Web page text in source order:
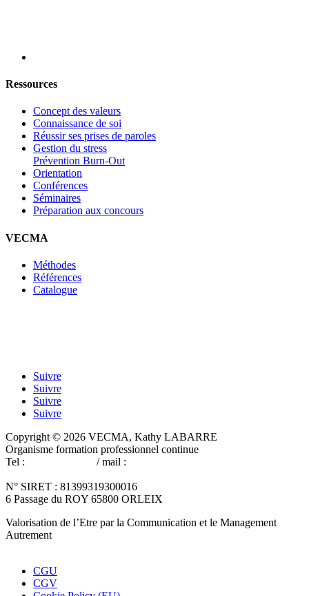
Ressources
Concept des valeurs
Connaissance de soi
Réussir ses prises de paroles
Gestion du stress
Prévention Burn-Out
Orientation
Conférences
Séminaires
Préparation aux concours
VECMA
Méthodes
Références
Catalogue
Suivre
Suivre
Suivre
Suivre
Copyright © 2026 VECMA, Kathy LABARRE
Organisme formation professionnel continue
Tel :
/ mail :
N° SIRET : 81399319300016
6 Passage du ROY 65800 ORLEIX
Valorisation de l’Etre par la Communication et le Management
Autrement
CGU
CGV